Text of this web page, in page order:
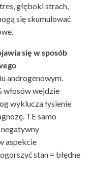
głęboki strach,
się skumulować
się w sposób
androgenowym.
włosów wejdzie
wyklucza łysienie
TE samo
aspekcie
stan = błędne